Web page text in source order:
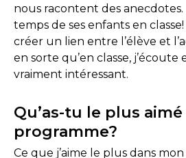
nous racontent des
temps de ses enfants en
créer un lien entre l’élève et
en sorte qu’en classe,
vraiment intéressant.
Qu’as-tu le plus
programme?
Ce que j’aime le plus dans